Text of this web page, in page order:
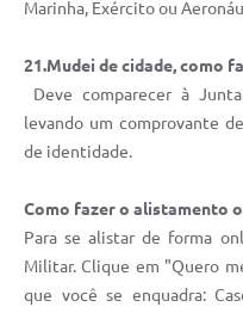
Marinha, Exército ou
21.Mudei de cidade, como
Deve comparecer à
levando um comprovante
de identidade.
Como fazer o alistamento
Para se alistar de forma
Militar. Clique em "Quero
que você se enquadra: